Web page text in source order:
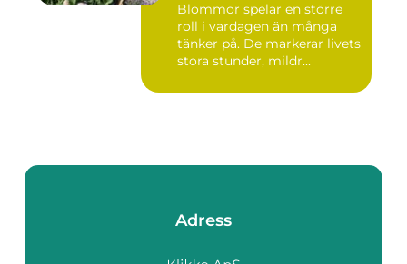
Blommor spelar en större
roll i vardagen än många
tänker på. De markerar livets
stora stunder, mildr...
Adress